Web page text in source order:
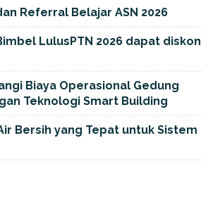
Referral Belajar ASN 2026
LulusPTN 2026 dapat diskon
Biaya Operasional Gedung
Teknologi Smart Building
Bersih yang Tepat untuk Sistem